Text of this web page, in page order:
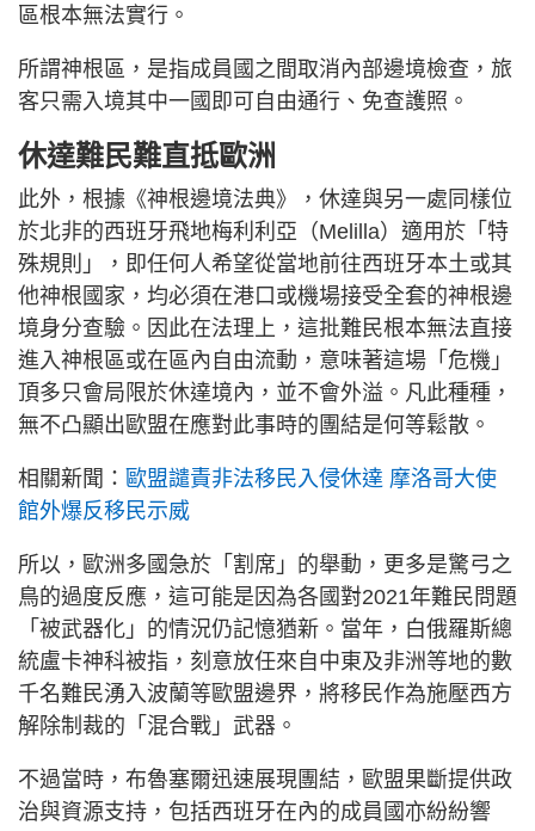
區根本無法實行。
所謂神根區，是指成員國之間取消內部邊境檢查，旅
客只需入境其中一國即可自由通行、免查護照。
休達難民難直抵歐洲
此外，根據《神根邊境法典》，休達與另一處同樣位
於北非的西班牙飛地梅利利亞（Melilla）適用於「特
殊規則」，即任何人希望從當地前往西班牙本土或其
他神根國家，均必須在港口或機場接受全套的神根邊
境身分查驗。因此在法理上，這批難民根本無法直接
進入神根區或在區內自由流動，意味著這場「危機」
頂多只會局限於休達境內，並不會外溢。凡此種種，
無不凸顯出歐盟在應對此事時的團結是何等鬆散。
相關新聞： 歐盟譴責非法移民入侵休達 摩洛哥大使
館外爆反移民示威
所以，歐洲多國急於「割席」的舉動，更多是驚弓之
鳥的過度反應，這可能是因為各國對2021年難民問題
「被武器化」的情況仍記憶猶新。當年，白俄羅斯總
統盧卡神科被指，刻意放任來自中東及非洲等地的數
千名難民湧入波蘭等歐盟邊界，將移民作為施壓西方
解除制裁的「混合戰」武器。
不過當時，布魯塞爾迅速展現團結，歐盟果斷提供政
治與資源支持，包括西班牙在內的成員國亦紛紛響